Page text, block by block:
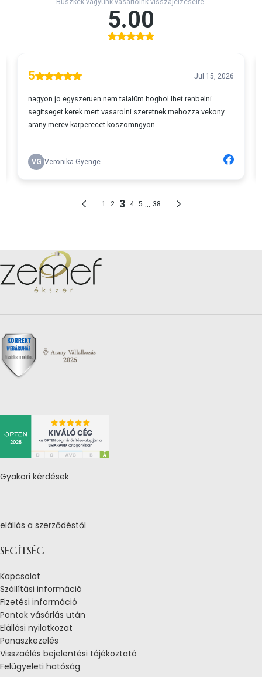
Gyakori kérdések
elállás a szerződéstől
SEGÍTSÉG
Kapcsolat
Szállítási információ
Fizetési információ
Pontok vásárlás után
Elállási nyilatkozat
Panaszkezelés
Visszaélés bejelentési tájékoztató
Felügyeleti hatóság